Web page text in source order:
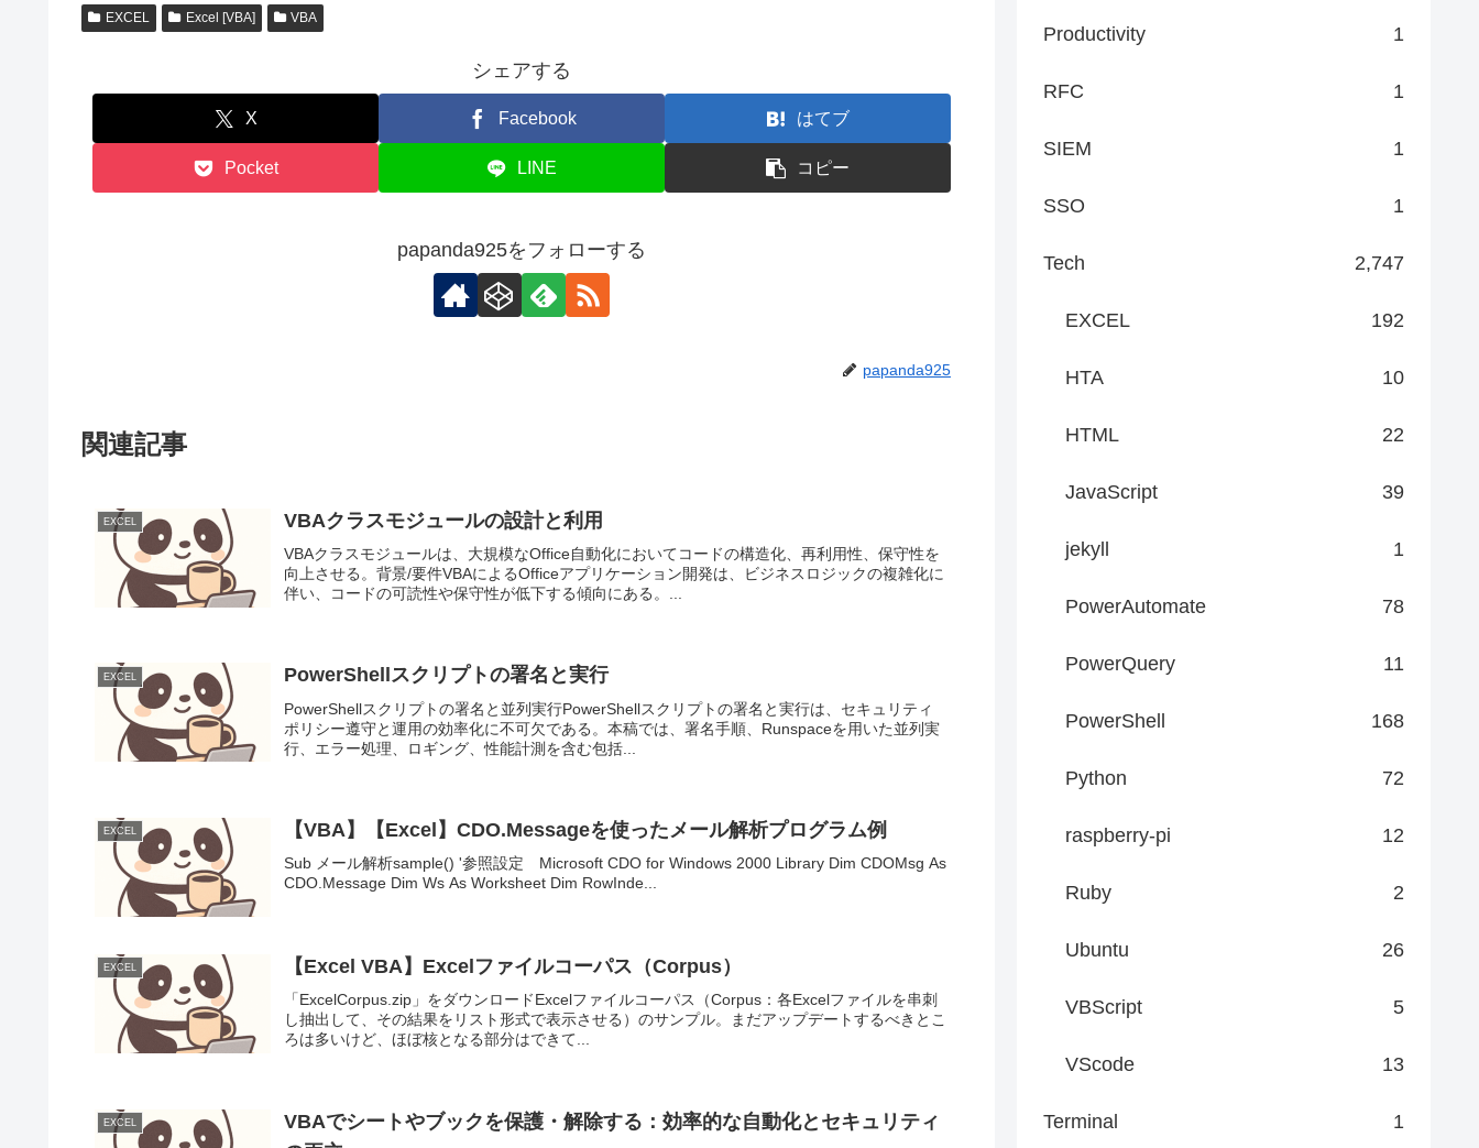
EXCEL Excel [VBA] VBA
シェアする
X Facebook はてブ
Pocket LINE コピー
papanda925をフォローする
papanda925
関連記事
EXCEL VBAクラスモジュールの設計と利用
VBAクラスモジュールは、大規模なOffice自動化においてコードの構造化、再利用性、保守性を
向上させる。背景/要件VBAによるOfficeアプリケーション開発は、ビジネスロジックの複雑化に
伴い、コードの可読性や保守性が低下する傾向にある。...
EXCEL PowerShellスクリプトの署名と実行
PowerShellスクリプトの署名と並列実行PowerShellスクリプトの署名と実行は、セキュリティ
ポリシー遵守と運用の効率化に不可欠である。本稿では、署名手順、Runspaceを用いた並列実
行、エラー処理、ロギング、性能計測を含む包括...
EXCEL 【VBA】【Excel】CDO.Messageを使ったメール解析プログラム例
Sub メール解析sample() '参照設定 Microsoft CDO for Windows 2000 Library Dim CDOMsg As
CDO.Message Dim Ws As Worksheet Dim RowInde...
EXCEL 【Excel VBA】Excelファイルコーパス（Corpus）
「ExcelCorpus.zip」をダウンロードExcelファイルコーパス（Corpus：各Excelファイルを串刺
し抽出して、その結果をリスト形式で表示させる）のサンプル。まだアップデートするべきとこ
ろは多いけど、ほぼ核となる部分はできて...
EXCEL
VBAでシートやブックを保護・解除する：効率的な自動化とセキュリティ
Productivity 1
RFC 1
SIEM 1
SSO 1
Tech 2,747
EXCEL 192
HTA 10
HTML 22
JavaScript 39
jekyll 1
PowerAutomate 78
PowerQuery 11
PowerShell 168
Python 72
raspberry-pi 12
Ruby 2
Ubuntu 26
VBScript 5
VScode 13
Terminal 1